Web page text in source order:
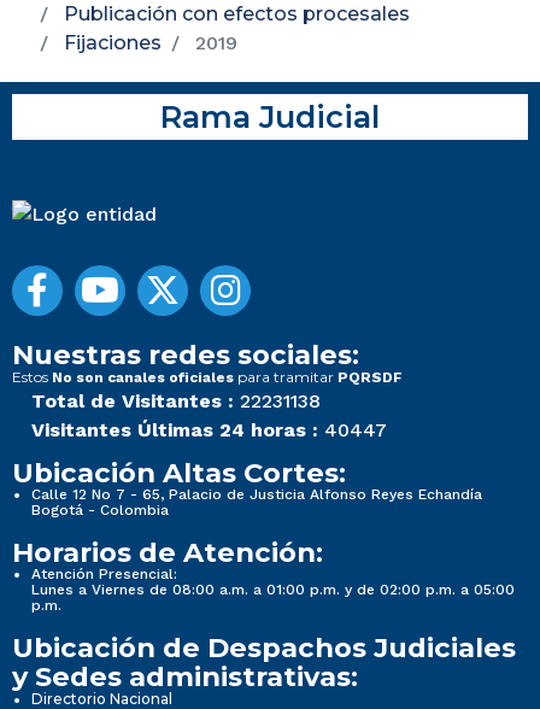
Publicación con efectos procesales
Fijaciones
2019
Rama Judicial
Nuestras redes sociales:
Estos No son canales oficiales para tramitar PQRSDF
Total de Visitantes : 22231138
Visitantes Últimas 24 horas : 40447
Ubicación Altas Cortes:
Calle 12 No 7 - 65, Palacio de Justicia Alfonso Reyes Echandía
Bogotá - Colombia
Horarios de Atención:
Atención Presencial:
Lunes a Viernes de 08:00 a.m. a 01:00 p.m. y de 02:00 p.m. a 05:00
p.m.
Ubicación de Despachos Judiciales
y Sedes administrativas:
Directorio Nacional